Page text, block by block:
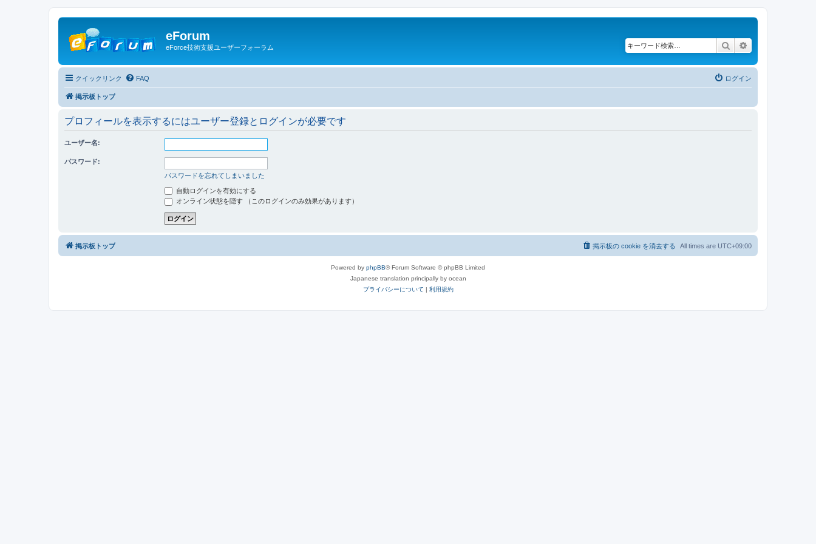
eForum
eForce技術支援ユーザーフォーラム 検索
クイックリンク FAQ ログイン
掲示板トップ
プロフィールを表示するにはユーザー登録とログインが必要です
ユーザー名:
パスワード:
パスワードを忘れてしまいました
自動ログインを有効にする
オンライン状態を隠す （このログインのみ効果があります）
掲示板トップ All times are UTC+09:00
掲示板の cookie を消去する
Powered by phpBB® Forum Software © phpBB Limited
Japanese translation principally by ocean
プライバシーについて | 利用規約